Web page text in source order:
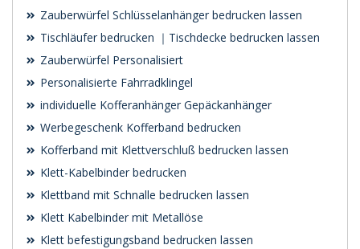
Zauberwürfel Schlüsselanhänger bedrucken lassen
Tischläufer bedrucken ｜Tischdecke bedrucken lassen
Zauberwürfel Personalisiert
Personalisierte Fahrradklingel
individuelle Kofferanhänger Gepäckanhänger
Werbegeschenk Kofferband bedrucken
Kofferband mit Klettverschluß bedrucken lassen
Klett-Kabelbinder bedrucken
Klettband mit Schnalle bedrucken lassen
Klett Kabelbinder mit Metallöse
Klett befestigungsband bedrucken lassen